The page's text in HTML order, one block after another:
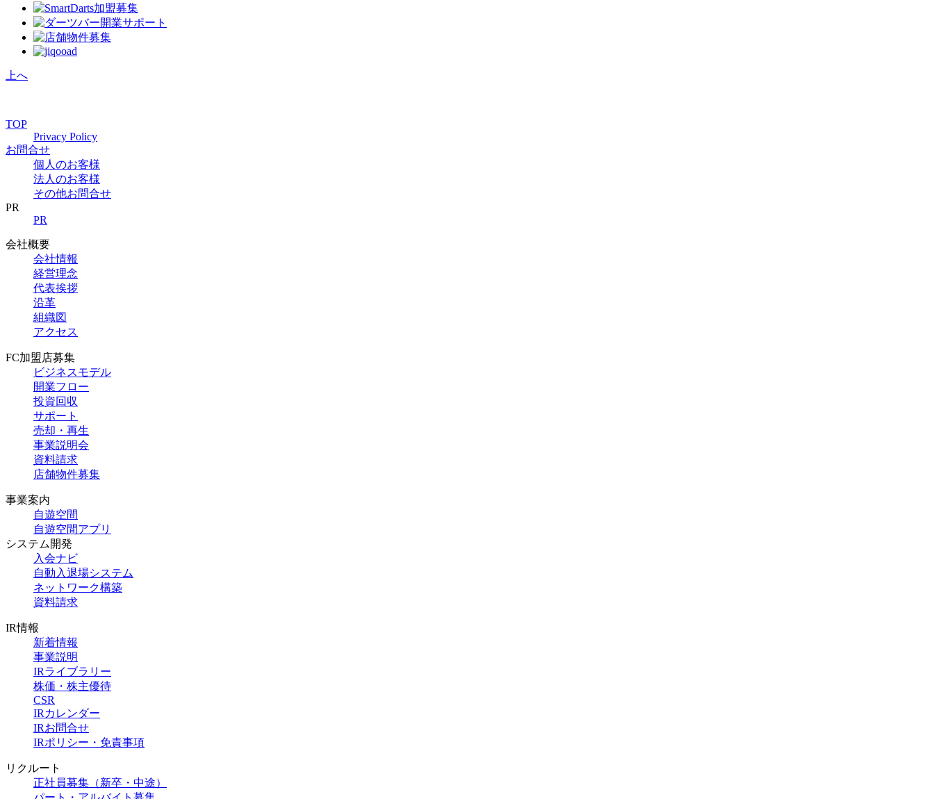
上へ
TOP
Privacy Policy
お問合せ
個人のお客様
法人のお客様
その他お問合せ
PR
PR
会社概要
会社情報
経営理念
代表挨拶
沿革
組織図
アクセス
FC加盟店募集
ビジネスモデル
開業フロー
投資回収
サポート
売却・再生
事業説明会
資料請求
店舗物件募集
事業案内
自遊空間
自遊空間アプリ
システム開発
入会ナビ
自動入退場システム
ネットワーク構築
資料請求
IR情報
新着情報
事業説明
IRライブラリー
株価・株主優待
CSR
IRカレンダー
IRお問合せ
IRポリシー・免責事項
リクルート
正社員募集（新卒・中途）